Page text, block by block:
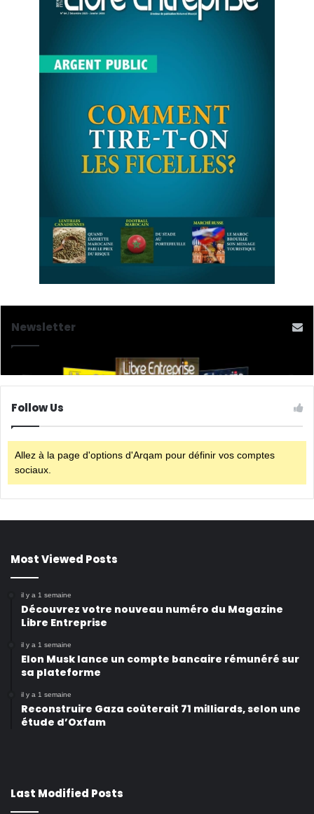
Newsletter
Follow Us
Allez à la page d'options d'Arqam pour définir vos comptes
sociaux.
Most Viewed Posts
il y a 1 semaine
Découvrez votre nouveau numéro du Magazine
Libre Entreprise
il y a 1 semaine
Elon Musk lance un compte bancaire rémunéré sur
sa plateforme
il y a 1 semaine
Reconstruire Gaza coûterait 71 milliards, selon une
étude d’Oxfam
Last Modified Posts